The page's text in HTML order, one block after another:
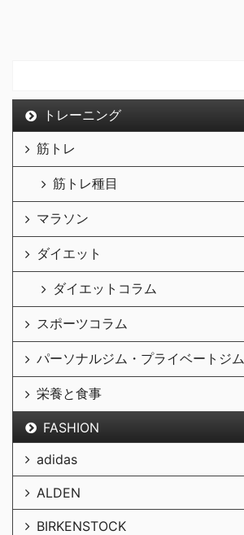
トレーニング
筋トレ
筋トレ種目
マラソン
ダイエット
ダイエットコラム
スポーツコラム
パーソナルジム・プライベートジム
栄養と食事
FASHION
adidas
ALDEN
BIRKENSTOCK